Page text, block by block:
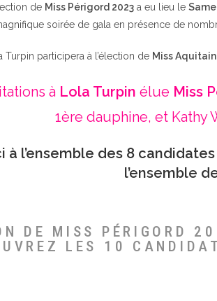
de Miss Périgord 2023a eu lieu le
soirée de gala en présence de
Turpin participera à l’élection de Miss
à Lola Turpin élue Miss
1ère dauphine, et Kathy
à l’ensemble des 8
l’ensemble
DE MISS PÉRIGORD
LES 10